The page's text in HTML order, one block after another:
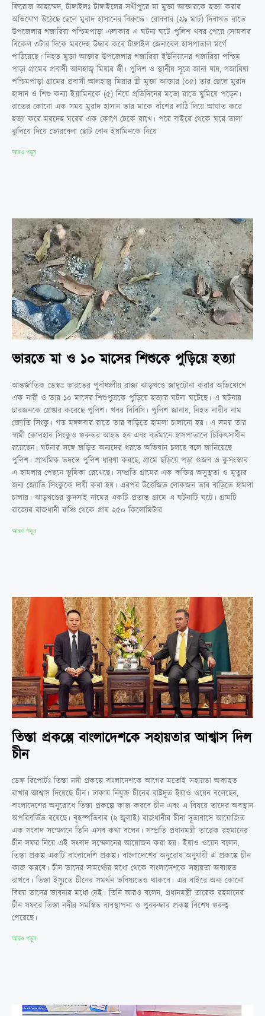
ফিরোজ আহম্মেদ, টাঙ্গাইলঃ টাঙ্গাইলের সখীপুরে মা মুক্তা আক্তারকে হত্যা করার
অভিযোগ উঠেছে ছেলে মুরাদ হাসা‌নের বিরুদ্ধে। রোববার (২৯ মার্চ) ‌দিবাগত রাতে
উপজেলার গজারিয়া পশ্চিমপাড়া এলাকায় এ ঘটনা ঘটে।পুলিশ খবর পেয়ে সোমবার
বিকেল ৩টার দিকে মরদেহ উদ্ধার করে টাঙ্গাইল জেনারেল হাসপাতাল মর্গে
পাঠিয়েছে। নিহত মুক্তা আক্তার উপজেলার গজারিয়া ইউনিয়নের গজারিয়া পশ্চিম
পাড়া গ্রামের প্রবাসী আলহাজ্ব মিয়ার স্ত্রী। পুলিশ ও স্থানীয় সূত্রে জানা যায়, গজারিয়া
পশ্চিমপাড়া গ্রামের প্রবাসী আলহাজ্ব মিয়ার স্ত্রী মুক্তা আক্তার (৩৫) তার ছেলে মুরাদ
হাসান ও শিশু কন্যা ইয়ামিনকে (৫) নিয়ে প্রতিদিনের মতো রাতে ঘুমিয়ে পড়েন।
রাতের কোনো এক সময় মুরাদ হাসান তার মাকে বা‌ঁশের লা‌ঠি দি‌য়ে আঘাত করে
হত্যা করে মরদেহ ঘরের এক কোণে ঢেকে রাখে। পরে বাইরে থেকে ঘরে তালা
ঝুলিয়ে দিয়ে ভোরবেলা ছোট বোন ইয়ামিনকে নিয়ে
আরও পড়ুন
ভারতে মা ও ১০ মাসের শিশুকে পুড়িয়ে হত্যা
আন্তর্জাতিক ডেস্কঃ ভারতের পূর্বাঞ্চলীয় রাজ্য ঝাড়খণ্ডে জাদুটোনা করার অভিযোগে
এক নারী ও তার ১০ মাসের শিশুপুত্রকে পুড়িয়ে হত্যার ঘটনা ঘটেছে। এ ঘটনায়
চারজনকে গ্রেপ্তার করেছে পুলিশ। খবর বিবিসি। পুলিশ জানায়, নিহত নারীর নাম
জ্যোতি সিংকু। গত মঙ্গলবার রাতে তার বাড়িতে হামলা চালানো হয়। এ সময় তার
স্বামী কোলহান সিংকুও গুরুতর আহত হন এবং বর্তমানে হাসপাতালে চিকিৎসাধীন
রয়েছেন। ঘটনার সঙ্গে জড়িত অন্যদের ধরতে অভিযান চলছে বলে জানিয়েছে
পুলিশ। প্রাথমিক তদন্তে পুলিশ ধারণা করছে, গ্রামে ছড়িয়ে পড়া গুজব ও কুসংস্কার
এ হামলার পেছনে ভূমিকা রেখেছে। সম্প্রতি গ্রামের এক ব্যক্তির অসুস্থতা ও মৃত্যুর
জন্য জ্যোতি সিংকুকে দায়ী করা হয়। এরপর উত্তেজিত লোকজন তার বাড়িতে হামলা
চালায়। ঝাড়খণ্ডের কুদসাই নামের একটি প্রত্যন্ত গ্রামে এ ঘটনাটি ঘটে। গ্রামটি
রাজ্যের রাজধানী রাঞ্চি থেকে প্রায় ২৫০ কিলোমিটার
আরও পড়ুন
তিস্তা প্রকল্পে বাংলাদেশকে সহায়তার আশ্বাস দিল
চীন
ডেস্ক রিপোর্টঃ তিস্তা নদী প্রকল্পে বাংলাদেশকে আগের মতোই সহায়তা অব্যাহত
রাখার আশ্বাস দিয়েছে চীন। ঢাকায় নিযুক্ত চীনের রাষ্ট্রদূত ইয়াও ওয়েন বলেছেন,
বাংলাদেশের অনুরোধে তিস্তা প্রকল্পে কাজ করবে চীন এবং এ বিষয়ে তাদের অবস্থান
অপরিবর্তিত রয়েছে। বৃহস্পতিবার (২ জুলাই) রাজধানীর চীনা দূতাবাসে আয়োজিত
এক সংবাদ সম্মেলনে তিনি এসব কথা বলেন। সম্প্রতি প্রধানমন্ত্রী তারেক রহমানের
চীন সফর নিয়ে এই সংবাদ সম্মেলনের আয়োজন করা হয়। ইয়াও ওয়েন বলেন,
তিস্তা প্রকল্প একটি বাংলাদেশি প্রকল্প। বাংলাদেশের অনুরোধ অনুযায়ী এ প্রকল্পে চীন
কাজ করবে। চীন তাদের সামর্থ্যের মধ্যে থেকে বাংলাদেশকে সহায়তা অব্যাহত
রাখবে। তিস্তা ইস্যুতে চীনের সমর্থন ভবিষ্যতেও থাকবে। এর বাইরে অন্য কোনো
বিষয় তাদের ভাবনার মধ্যে নেই। তিনি আরও বলেন, প্রধানমন্ত্রী তারেক রহমানের
চীন সফরে তিস্তা নদীর সমন্বিত ব্যবস্থাপনা ও পুনরুদ্ধার প্রকল্প বিশেষ গুরুত্ব
পেয়েছে।
আরও পড়ুন